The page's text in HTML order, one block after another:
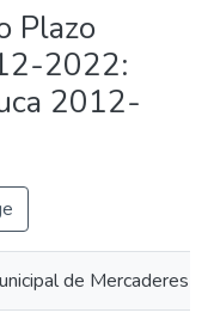
Plazo
2022:
2012-
de Mercaderes